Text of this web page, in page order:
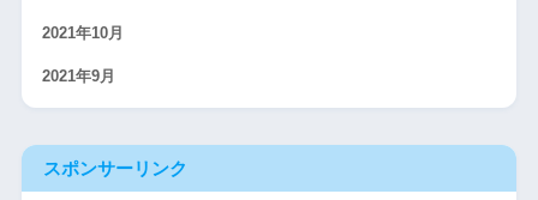
2021年10月
2021年9月
スポンサーリンク